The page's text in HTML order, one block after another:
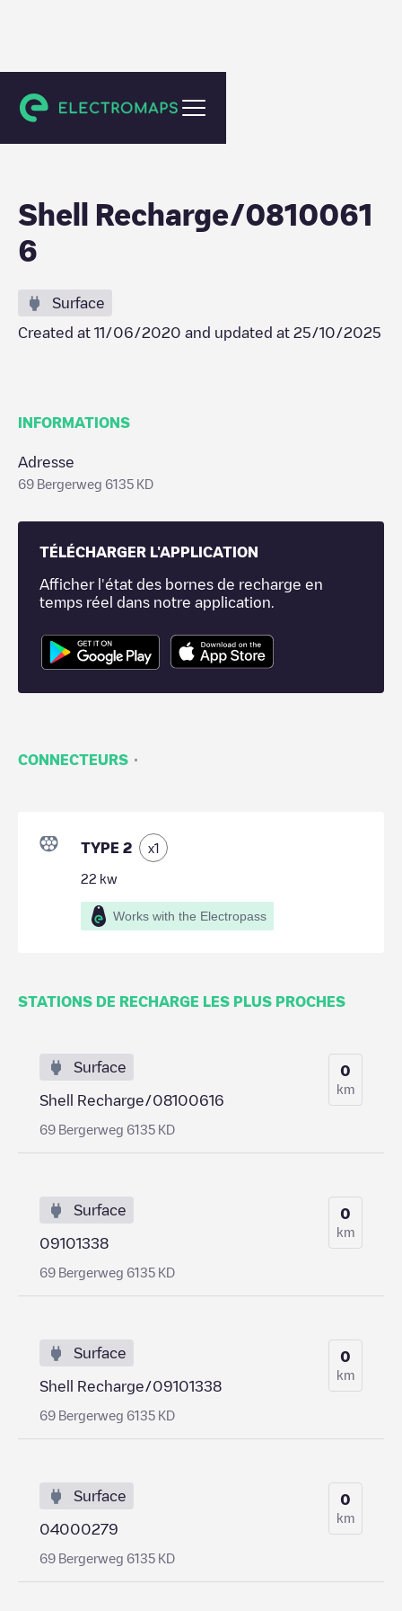
Sittard
Shell Recharge/0810061
6
Surface
Created at 11/06/2020 and updated at 25/10/2025
INFORMATIONS
Adresse
69 Bergerweg 6135 KD
TÉLÉCHARGER L'APPLICATION
Afficher l'état des bornes de recharge en
temps réel dans notre application.
CONNECTEURS ·
TYPE 2 x1
22 kw
Works with the Electropass
STATIONS DE RECHARGE LES PLUS PROCHES
Surface
Shell Recharge/08100616
69 Bergerweg 6135 KD
0
km
Surface
09101338
69 Bergerweg 6135 KD
0
km
Surface
Shell Recharge/09101338
69 Bergerweg 6135 KD
0
km
Surface
04000279
69 Bergerweg 6135 KD
0
km